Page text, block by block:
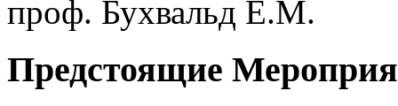
проф. Бухвальд Е.М.
Предстоящие